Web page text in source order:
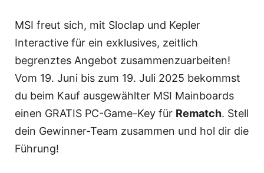
MSI freut sich, mit Sloclap und Kepler
Interactive für ein exklusives, zeitlich
begrenztes Angebot zusammenzuarbeiten!
Vom 19. Juni bis zum 19. Juli 2025 bekommst
du beim Kauf ausgewählter MSI Mainboards
einen GRATIS PC-Game-Key für Rematch. Stell
dein Gewinner-Team zusammen und hol dir die
Führung!